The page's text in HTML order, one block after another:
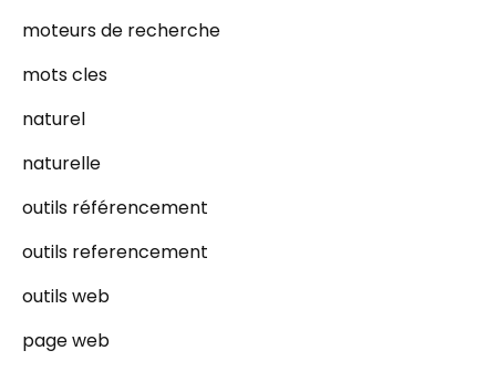
moteurs de recherche
mots cles
naturel
naturelle
outils référencement
outils referencement
outils web
page web